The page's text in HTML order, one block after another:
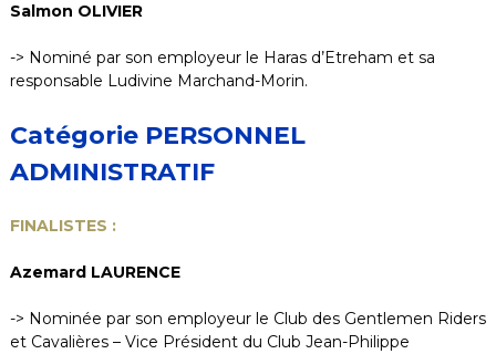
Salmon OLIVIER
-> Nominé par son employeur le Haras d’Etreham et sa
responsable Ludivine Marchand-Morin.
Catégorie PERSONNEL
ADMINISTRATIF
FINALISTES :
Azemard LAURENCE
-> Nominée par son employeur le Club des Gentlemen Riders
et Cavalières – Vice Président du Club Jean-Philippe